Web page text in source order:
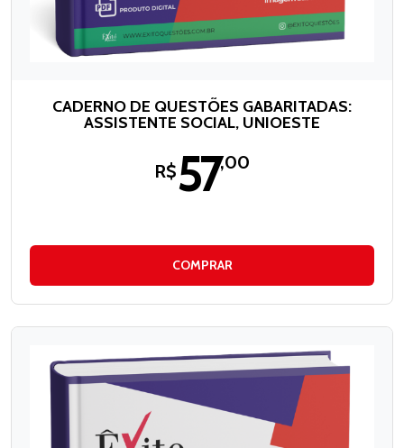
CADERNO DE QUESTÕES GABARITADAS:
ASSISTENTE SOCIAL, UNIOESTE
R$57,00
COMPRAR